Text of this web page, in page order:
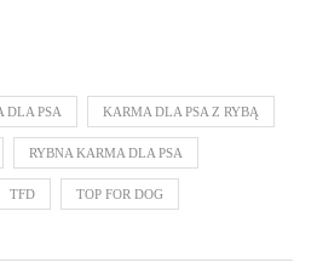
DLA PSA KARMA DLA PSA Z RYBĄ
RYBNA KARMA DLA PSA
TFD TOP FOR DOG